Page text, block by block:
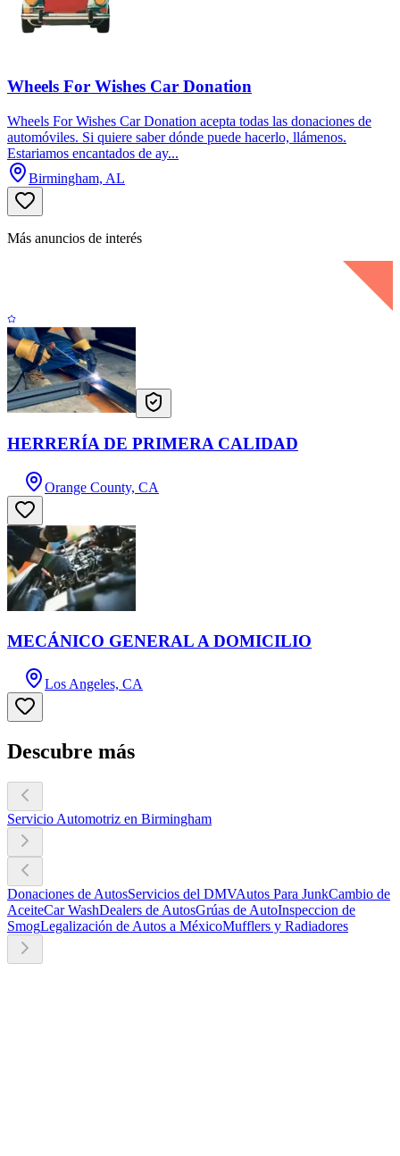
Wheels For Wishes Car Donation
Wheels For Wishes Car Donation acepta todas las donaciones de
automóviles. Si quiere saber dónde puede hacerlo, llámenos.
Estariamos encantados de ay...
Birmingham, AL
Más anuncios de interés
HERRERÍA DE PRIMERA CALIDAD
Orange County, CA
MECÁNICO GENERAL A DOMICILIO
Los Angeles, CA
Descubre más
Servicio Automotriz en Birmingham
Donaciones de AutosServicios del DMVAutos Para JunkCambio de
AceiteCar WashDealers de AutosGrúas de AutoInspeccion de
SmogLegalización de Autos a MéxicoMufflers y Radiadores